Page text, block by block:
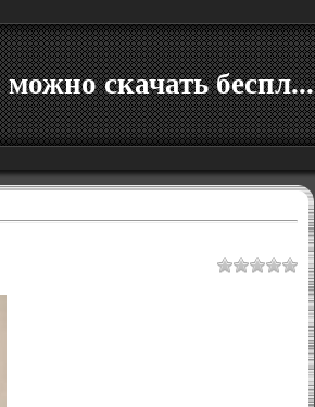
скачать беспл...